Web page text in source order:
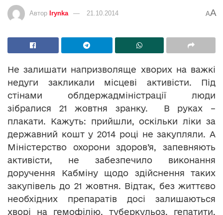
Автор Irynka 21.10.2014 AA
Не залишати напризволяще хворих на важкі
недуги закликали місцеві активісти. Під
стінами облдержадміністрації люди
зібралися 21 жовтня зранку. В руках –
плакати. Кажуть: прийшли, оскільки ліки за
державний кошт у 2014 році не закупляли. А
Міністерство охорони здоров’я, запевняють
активісти, не забезпечило виконання
доручення Кабміну щодо здійснення таких
закупівель до 21 жовтня. Відтак, без життєво
необхідних препаратів досі залишаються
хворі на гемофілію, туберкульоз, гепатити,